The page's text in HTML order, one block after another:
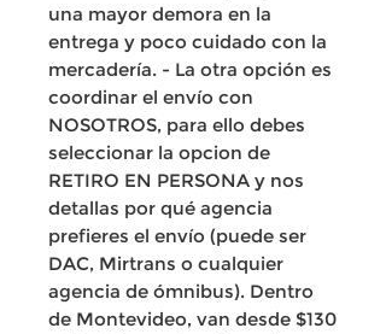
una mayor demora en la
entrega y poco cuidado con la
mercadería. - La otra opción es
coordinar el envío con
NOSOTROS, para ello debes
seleccionar la opcion de
RETIRO EN PERSONA y nos
detallas por qué agencia
prefieres el envío (puede ser
DAC, Mirtrans o cualquier
agencia de ómnibus). Dentro
de Montevideo, van desde $130